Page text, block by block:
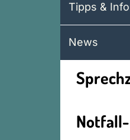
Tipps &
News